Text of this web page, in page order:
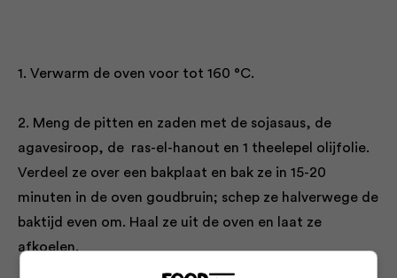
1. Verwarm de oven voor tot 160 °C.
2. Meng de pitten en zaden met de sojasaus, de
agavesiroop, de ras-el-hanout en 1 theelepel olijfolie.
Verdeel ze over een bakplaat en bak ze in 15-20
minuten in de oven goudbruin; schep ze halverwege de
baktijd even om. Haal ze uit de oven en laat ze
afkoelen.